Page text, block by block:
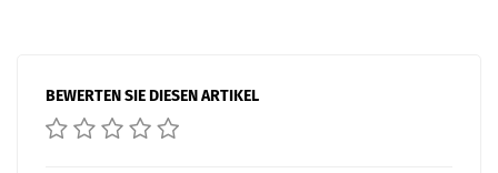
BEWERTEN SIE DIESEN ARTIKEL